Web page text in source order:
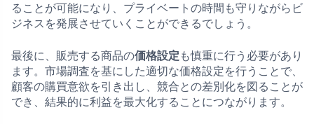
ることが可能になり、プライベートの時間も守りながらビ
ジネスを発展させていくことができるでしょう。
最後に、販売する商品の価格設定 も慎重に行う必要があり
ます。市場調査を基にした適切な価格設定を行うことで、
顧客の購買意欲を引き出し、競合との差別化を図ることが
でき、結果的に利益を最大化することにつながります。